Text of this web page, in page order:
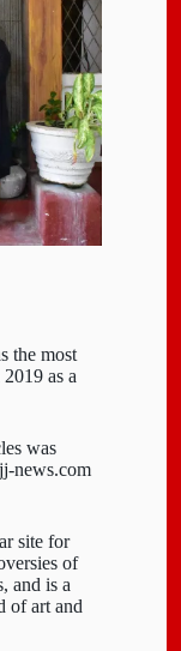
the most
as a
was
news.com
site for
of
and is a
of art and